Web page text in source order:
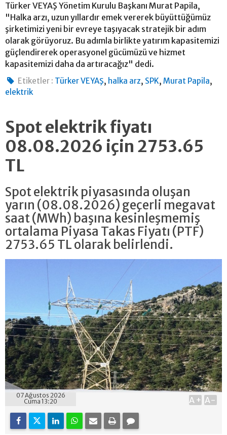
Türker VEYAŞ Yönetim Kurulu Başkanı Murat Papila,
"Halka arzı, uzun yıllardır emek vererek büyüttüğümüz
şirketimizi yeni bir evreye taşıyacak stratejik bir adım
olarak görüyoruz. Bu adımla birlikte yatırım kapasitemizi
güçlendirerek operasyonel gücümüzü ve hizmet
kapasitemizi daha da artıracağız" dedi.
Etiketler : Türker VEYAŞ, halka arz, SPK,Murat Papila,
elektrik
Spot elektrik fiyatı
08.08.2026 için 2753.65
TL
Spot elektrik piyasasında oluşan
yarın (08.08.2026) geçerli megavat
saat (MWh) başına kesinleşmemiş
ortalama Piyasa Takas Fiyatı (PTF)
2753.65 TL olarak belirlendi.
07 Ağustos 2026
Cuma 13:20
A+ A-